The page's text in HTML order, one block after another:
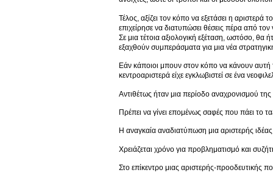
Τέλος, αξίζει τον κόπο να εξετάσει η
επιχείρησε να διατυπώσει θέσεις πέρα από
Σε μια τέτοια αξιολογική εξέταση, ωστόσο, θα
εξαχθούν συμπεράσματα για μια νέα
Εάν κάποιοι μπουν στον κόπο να κάνουν αυτή
κεντροαριστερά είχε εγκλωβιστεί σε ένα
Αντιθέτως ήταν μια περίοδο αναχρονισμού
Πρέπει να γίνει επομένως σαφές που πάει το
Η αναγκαία αναδιατύπωση μια αριστερής
Χρειάζεται χρόνο για προβληματισμό και
Στο επίκεντρο μιας αριστερής-προοδευτικής